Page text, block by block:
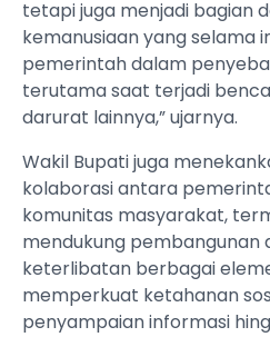
tetapi juga menjadi bagian
kemanusiaan yang selama
pemerintah dalam
terutama saat terjadi
darurat lainnya,” ujarnya.
Wakil Bupati juga
kolaborasi antara
komunitas masyarakat,
mendukung pembangunan
keterlibatan berbagai
memperkuat ketahanan
penyampaian informasi